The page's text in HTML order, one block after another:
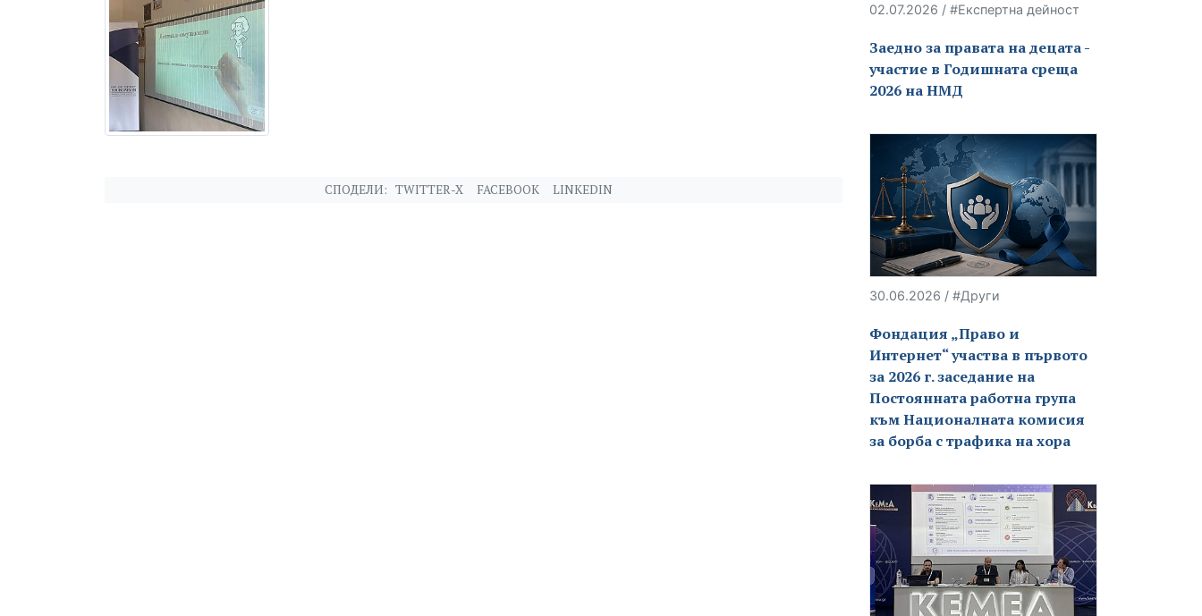
СПОДЕЛИ: TWITTER-X FACEBOOK LINKEDIN
02.07.2026 / #Експертна дейност
Заедно за правата на децата -
участие в Годишната среща
2026 на НМД
30.06.2026 / #Други
Фондация „Право и
Интернет“ участва в първото
за 2026 г. заседание на
Постоянната работна група
към Националната комисия
за борба с трафика на хора